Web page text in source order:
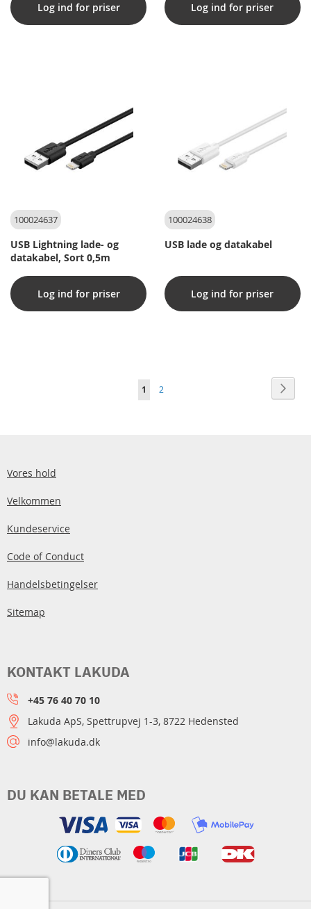
Log ind for priser Log ind for priser
100024637
USB Lightning lade- og
datakabel, Sort 0,5m
Log ind for priser
100024638
USB lade og datakabel
Log ind for priser
Du
1 Side
2
Vores hold
Velkommen
Kundeservice
Code of Conduct
Handelsbetingelser
Sitemap
DU KAN BETALE MED
KONTAKT LAKUDA
+45 76 40 70 10
Lakuda ApS, Spettrupvej 1-3, 8722 Hedensted
info@lakuda.dk